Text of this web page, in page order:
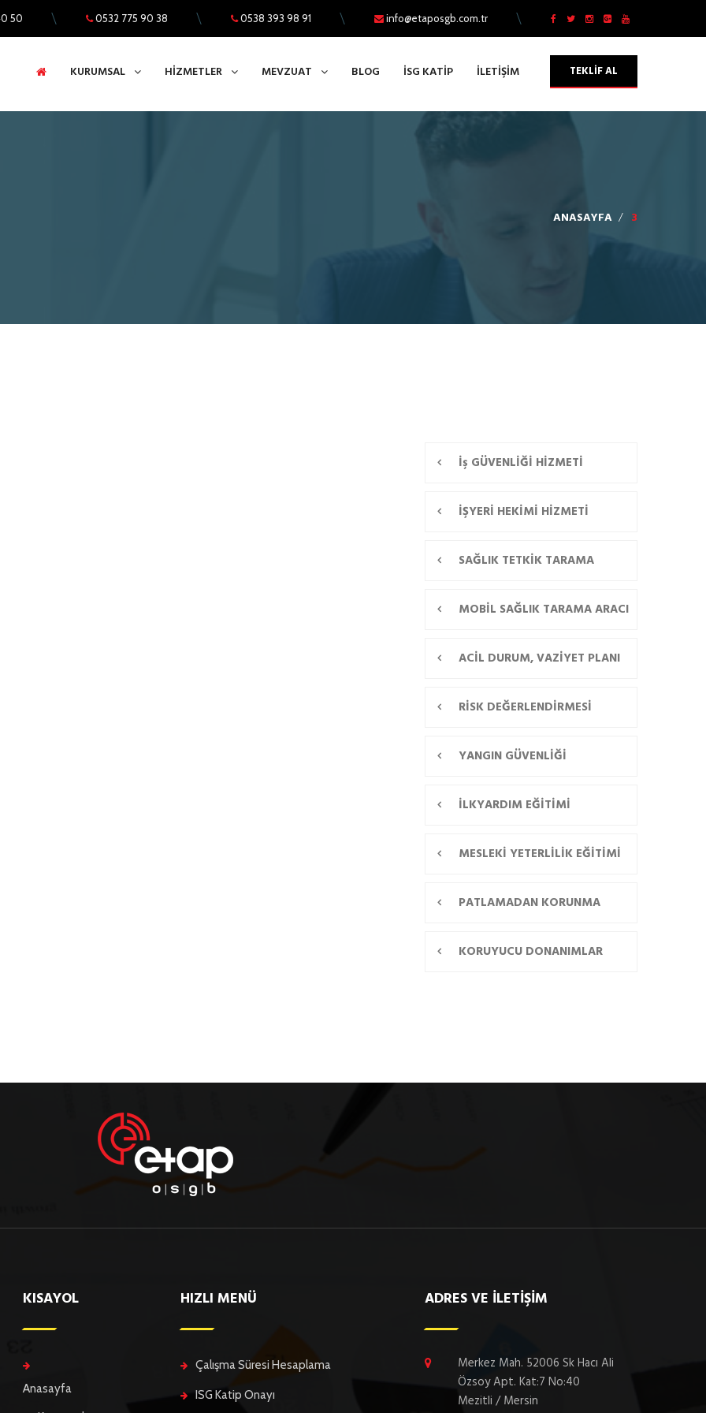
50 0532 775 90 38 0538 393 98 91 info@etaposgb.com.tr
KURUMSAL HİZMETLER MEVZUAT BLOG İSG KATİP İLETİŞİM TEKLİF AL
ANASAYFA 3
İş GÜVENLİĞİ HİZMETİ
İŞYERİ HEKİMİ HİZMETİ
SAĞLIK TETKİK TARAMA
MOBİL SAĞLIK TARAMA ARACI
ACİL DURUM, VAZİYET PLANI
RİSK DEĞERLENDİRMESİ
YANGIN GÜVENLİĞİ
İLKYARDIM EĞİTİMİ
MESLEKİ YETERLİLİK EĞİTİMİ
PATLAMADAN KORUNMA
KORUYUCU DONANIMLAR
KISAYOL
Anasayfa
HIZLI MENÜ
Çalışma Süresi Hesaplama
ISG Katip Onayı
ADRES VE İLETİŞİM
Merkez Mah. 52006 Sk Hacı Ali
Özsoy Apt. Kat:7 No:40
Mezitli / Mersin